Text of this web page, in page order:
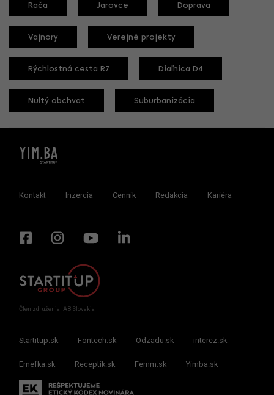
Rača Jarovce Doprava
Vajnory Verejné projekty
Rýchlostná cesta R7 Diaľnica D4
Nultý obchvat Suburbanizácia
Kontakt Inzercia Cenník Redakcia Kariéra
Člen združenia IAB Slovakia
Startitup.sk Fontech.sk Odzadu.sk interez.sk
Emefka.sk Receptik.sk Femm.sk Yimba.sk